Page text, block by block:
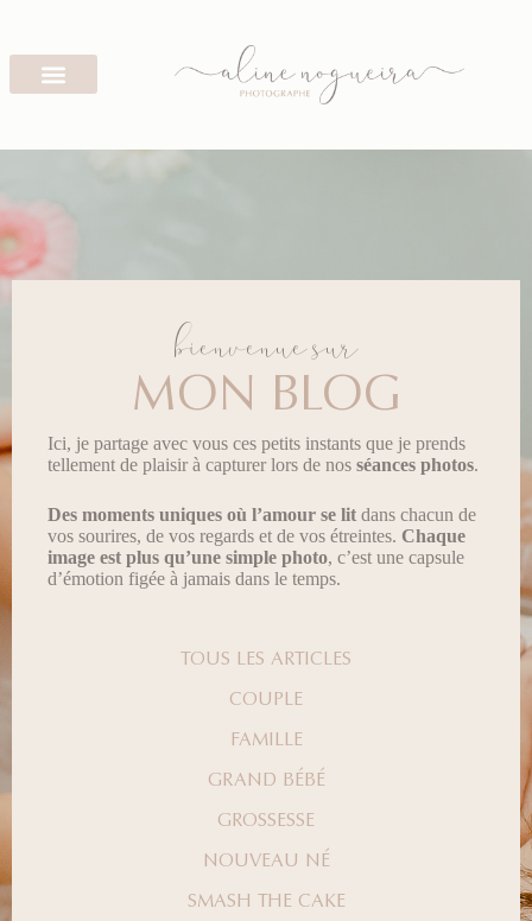
TOUS LES ARTICLES
COUPLE
FAMILLE
GRAND BÉBÉ
GROSSESSE
NOUVEAU NÉ
SMASH THE CAKE
bienvenue sur
MON BLOG
Ici, je partage avec vous ces petits instants que je prends
tellement de plaisir à capturer lors de nos séances photos.
Des moments uniques où l’amour se lit dans chacun de
vos sourires, de vos regards et de vos étreintes. Chaque
image est plus qu’une simple photo, c’est une capsule
d’émotion figée à jamais dans le temps.